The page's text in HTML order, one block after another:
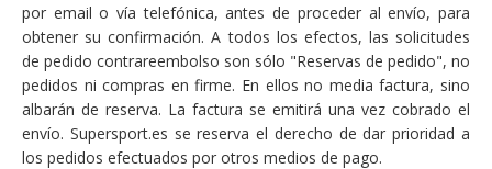
por email o vía telefónica, antes de proceder al envío, para
obtener su confirmación. A todos los efectos, las solicitudes
de pedido contrareembolso son sólo "Reservas de pedido", no
pedidos ni compras en firme. En ellos no media factura, sino
albarán de reserva. La factura se emitirá una vez cobrado el
envío. Supersport.es se reserva el derecho de dar prioridad a
los pedidos efectuados por otros medios de pago.